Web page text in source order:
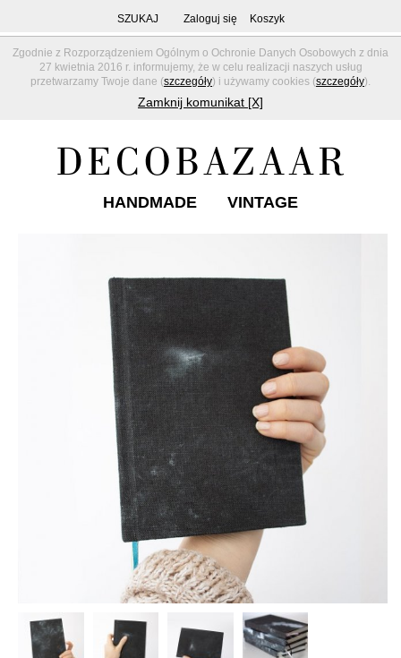
Zgodnie z Rozporządzeniem Ogólnym o Ochronie Danych Osobowych z dnia
27 kwietnia 2016 r. informujemy, że w celu realizacji naszych usług
przetwarzamy Twoje dane (szczegóły) i używamy cookies (szczegóły).
Zamknij komunikat [X]
SZUKAJ Zaloguj się Koszyk
HANDMADE VINTAGE